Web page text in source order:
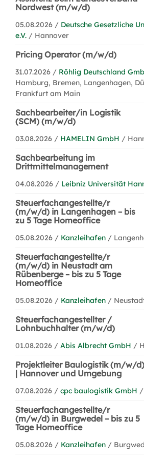
Nordwest (m/w/d)
05.08.2026 / Deutsche Gesetzliche
e.V. / Hannover
Pricing Operator (m/w/d)
31.07.2026 / Röhlig Deutschland
Hamburg, Bremen, Langenhagen,
Frankfurt am Main
Sachbearbeiter/in Logistik
(SCM) (m/w/d)
03.08.2026 / HAMELIN GmbH /
Sachbearbeitung im
Drittmittelmanagement
04.08.2026 / Leibniz Universität
Steuerfachangestellte/r
(m/w/d) in Langenhagen – bis
zu 5 Tage Homeoffice
05.08.2026 / Kanzleihafen /
Steuerfachangestellte/r
(m/w/d) in Neustadt am
Rübenberge – bis zu 5 Tage
Homeoffice
05.08.2026 / Kanzleihafen /
Steuerfachangestellter /
Lohnbuchhalter (m/w/d)
01.08.2026 / Abis Albrecht GmbH /
Projektleiter Baulogistik (m/w/d)
| Hannover und Umgebung
07.08.2026 / cpc baulogistik GmbH /
Steuerfachangestellte/r
(m/w/d) in Burgwedel – bis zu 5
Tage Homeoffice
05.08.2026 / Kanzleihafen /